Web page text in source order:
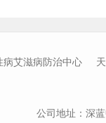
病艾滋病防治中心
公司地址：深